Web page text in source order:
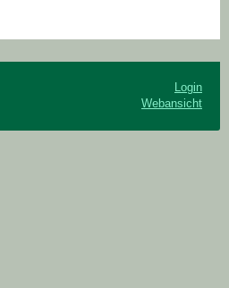
Login
Webansicht